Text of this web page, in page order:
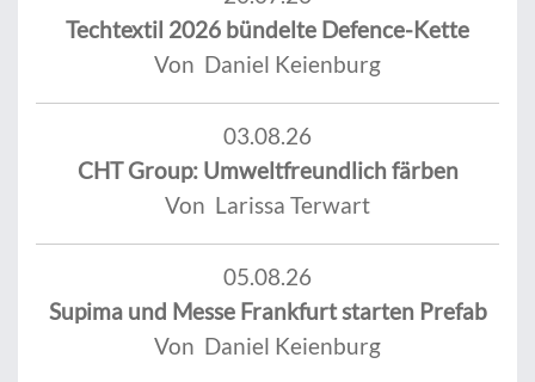
Techtextil 2026 bündelte Defence-Kette
Von Daniel Keienburg
03.08.26
CHT Group: Umweltfreundlich färben
Von Larissa Terwart
05.08.26
Supima und Messe Frankfurt starten Prefab
Von Daniel Keienburg